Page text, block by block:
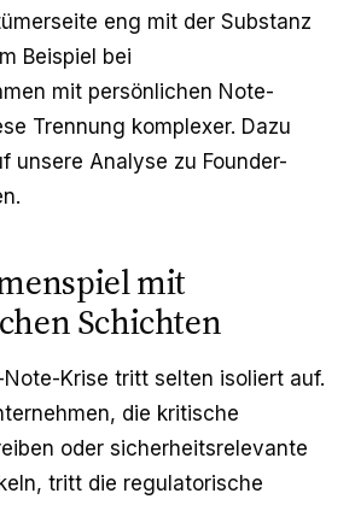
eng mit der Substanz
Beispiel bei
mit persönlichen Note-
Trennung komplexer. Dazu
unsere Analyse zu Founder-
.
mit
Schichten
Note-Krise tritt selten isoliert auf.
die kritische
oder sicherheitsrelevante
tritt die regulatorische